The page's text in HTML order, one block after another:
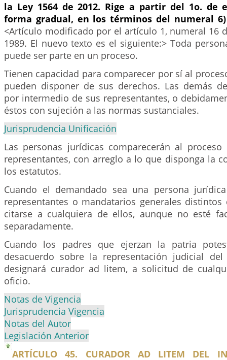
la Ley 1564 de 2012. Rige a partir del 1o. de
forma gradual, en los términos del numeral
<Artículo modificado por el artículo 1, numeral 16
1989. El nuevo texto es el siguiente:> Toda
puede ser parte en un proceso.
Tienen capacidad para comparecer por sí al
pueden disponer de sus derechos. Las demás
por intermedio de sus representantes, o
éstos con sujeción a las normas sustanciales.
Jurisprudencia Unificación
Las personas jurídicas comparecerán al
representantes, con arreglo a lo que disponga la
los estatutos.
Cuando el demandado sea una persona
representantes o mandatarios generales
citarse a cualquiera de ellos, aunque no esté
separadamente.
Cuando los padres que ejerzan la patria
desacuerdo sobre la representación judicial
designará curador ad litem, a solicitud de
oficio.
Notas de Vigencia
Jurisprudencia Vigencia
Notas del Autor
Legislación Anterior
ARTÍCULO 45. CURADOR AD LITEM DEL